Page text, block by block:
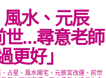
水、元辰
世…尋意老師
更好」
占星、風水陽宅、元辰宮改運、前世